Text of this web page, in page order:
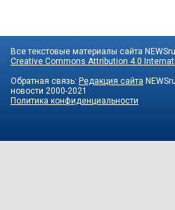
Все текстовые материалы сайта
Creative Commons Attribution 4.0
Обратная связь: Редакция сайта
новости 2000-2021
Политика конфиденциальности